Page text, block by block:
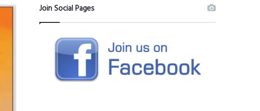
Join Social Pages